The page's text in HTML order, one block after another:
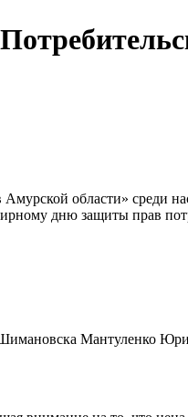
области» среди
дню защиты прав
Мантуленко